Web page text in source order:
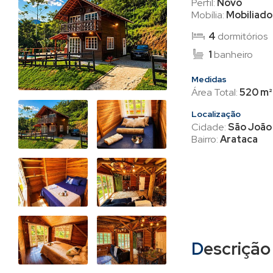
Perfil: Novo
Mobília: Mobiliado
4 dormitórios
1banheiro
Medidas
Área Total:520 m²
Localização
Cidade:São
Bairro:Arataca
Descrição